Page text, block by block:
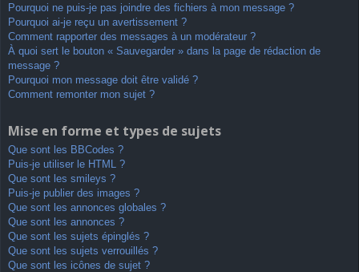
Pourquoi ne puis-je pas joindre des fichiers à mon message ?
Pourquoi ai-je reçu un avertissement ?
Comment rapporter des messages à un modérateur ?
À quoi sert le bouton « Sauvegarder » dans la page de rédaction de
message ?
Pourquoi mon message doit être validé ?
Comment remonter mon sujet ?
Mise en forme et types de sujets
Que sont les BBCodes ?
Puis-je utiliser le HTML ?
Que sont les smileys ?
Puis-je publier des images ?
Que sont les annonces globales ?
Que sont les annonces ?
Que sont les sujets épinglés ?
Que sont les sujets verrouillés ?
Que sont les icônes de sujet ?